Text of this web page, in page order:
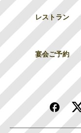
レストラン
宴会ご予約